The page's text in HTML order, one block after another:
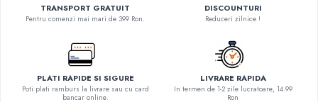
TRANSPORT GRATUIT
Pentru comenzi mai mari de 399 Ron.
DISCOUNTURI
Reduceri zilnice !
PLATI RAPIDE SI SIGURE
Poti plati ramburs la livrare sau cu card
bancar online.
LIVRARE RAPIDA
In termen de 1-2 zile lucratoare, 14.99
Ron